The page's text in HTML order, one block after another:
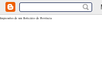
<$BlogRSDUrl$>
Impressões de um Boticário de Província